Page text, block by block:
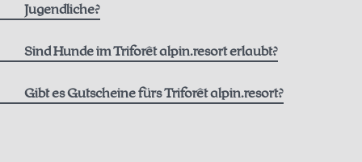
alpin.spa Leihtasche und Bademäntel
Täglicher Handtuch- und Wäschewechsel auf Wunsch
Umfangreiches Aktivprogramm mit Yoga uvm.
Jugendliche?
Sind Hunde im Triforêt alpin.resort erlaubt?
Gibt es Gutscheine fürs Triforêt alpin.resort?